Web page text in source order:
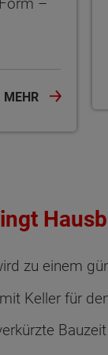
MEHR
zu einem
Keller für